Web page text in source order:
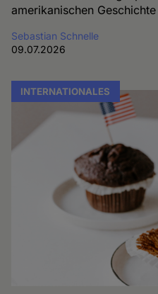
amerikanischen
Sebastian Schnelle
09.07.2026
INTERNATIONALES